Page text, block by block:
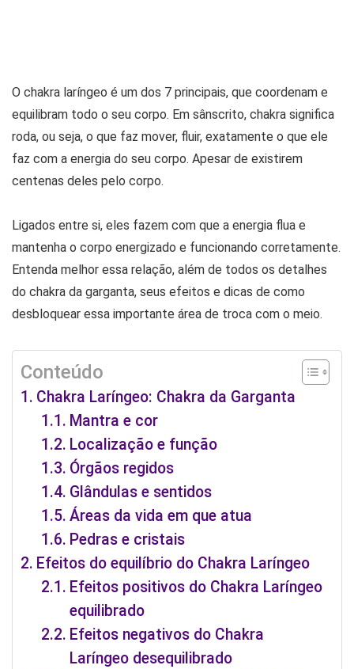
O chakra laríngeo é um dos 7 principais, que coordenam e
equilibram todo o seu corpo. Em sânscrito, chakra significa
roda, ou seja, o que faz mover, fluir, exatamente o que ele
faz com a energia do seu corpo. Apesar de existirem
centenas deles pelo corpo.
Ligados entre si, eles fazem com que a energia flua e
mantenha o corpo energizado e funcionando corretamente.
Entenda melhor essa relação, além de todos os detalhes
do chakra da garganta, seus efeitos e dicas de como
desbloquear essa importante área de troca com o meio.
Conteúdo
Chakra Laríngeo: Chakra da Garganta
Mantra e cor
Localização e função
Órgãos regidos
Glândulas e sentidos
Áreas da vida em que atua
Pedras e cristais
Efeitos do equilíbrio do Chakra Laríngeo
Efeitos positivos do Chakra Laríngeo
equilibrado
Efeitos negativos do Chakra
Laríngeo desequilibrado